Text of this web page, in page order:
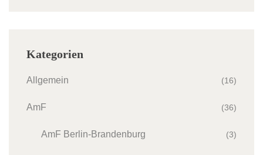
Kategorien
Allgemein (16)
AmF (36)
AmF Berlin-Brandenburg (3)